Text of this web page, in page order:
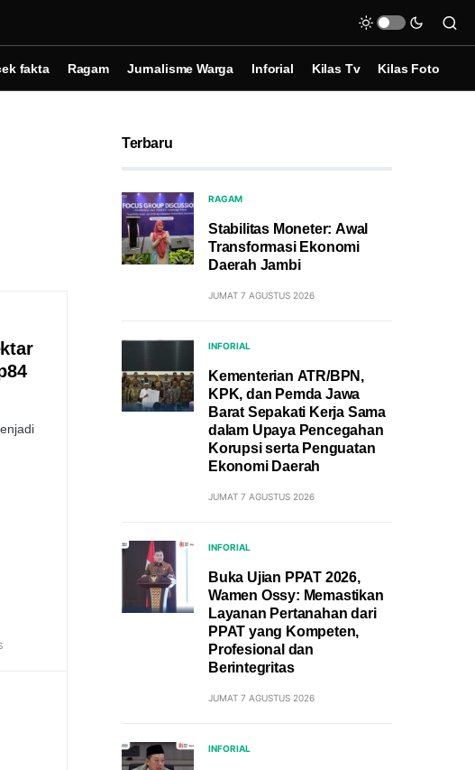
fakta Ragam Jurnalisme Warga Inforial Kilas Tv Kilas Foto
Terbaru
RAGAM
Stabilitas Moneter: Awal
Transformasi Ekonomi
Daerah Jambi
JUMAT 7 AGUSTUS 2026
INFORIAL
Kementerian ATR/BPN,
KPK, dan Pemda Jawa
Barat Sepakati Kerja Sama
dalam Upaya Pencegahan
Korupsi serta Penguatan
Ekonomi Daerah
JUMAT 7 AGUSTUS 2026
INFORIAL
Buka Ujian PPAT 2026,
Wamen Ossy: Memastikan
Layanan Pertanahan dari
PPAT yang Kompeten,
Profesional dan
Berintegritas
JUMAT 7 AGUSTUS 2026
INFORIAL